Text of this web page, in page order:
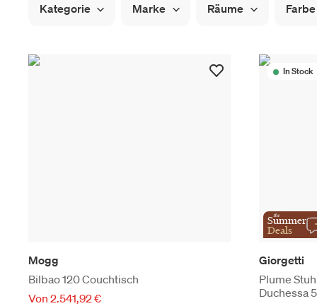
Kategorie Marke Räume Farbe
Mogg
Bilbao 120 Couchtisch
Von 2.541,92 €
In Stock
the
Summer
Deals
Giorgetti
Plume
Duchessa